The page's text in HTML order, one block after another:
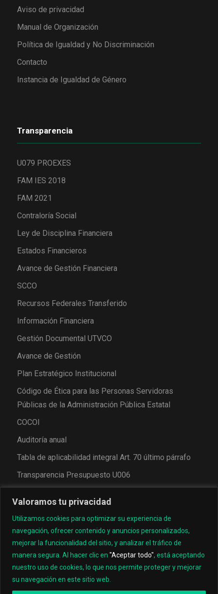
Valoramos tu privacidad
Utilizamos cookies para optimizar su experiencia de
navegación, ofrecer contenido y anuncios personalizados,
mejorar la funcionalidad del sitio, y analizar el tráfico de
manera segura. Al hacer clic en "Aceptar todo", está aceptando
nuestro uso de cookies, lo que nos permite proteger y mejorar
su navegación en este sitio web.
Aviso de privacidad
Manual de Organización
Política de Igualdad y No Discriminación
Contacto
Instancia de Igualdad de Género
Transparencia
U079 PROEXES
FAM IES 2018
FAM 2021
Contraloría Social
Ley de Disciplina Financiera
Estados Financieros
Avance de Gestión Financiera
SCCO
Recursos Federales Transferido
Información Financiera
Gestión Documental UTVCO
Avance de Gestión
Plan Estratégico Institucional
Código de Ética para las Personas Servidoras
Públicas de la Administración Pública Estatal
COCOI
Auditoría anual
Tabla de aplicabilidad integral Art. 70 último párrafo
Transparencia Presupuesto U006
© 2022, Universidad Tecnológica de los Valles Centrales
de Oaxaca